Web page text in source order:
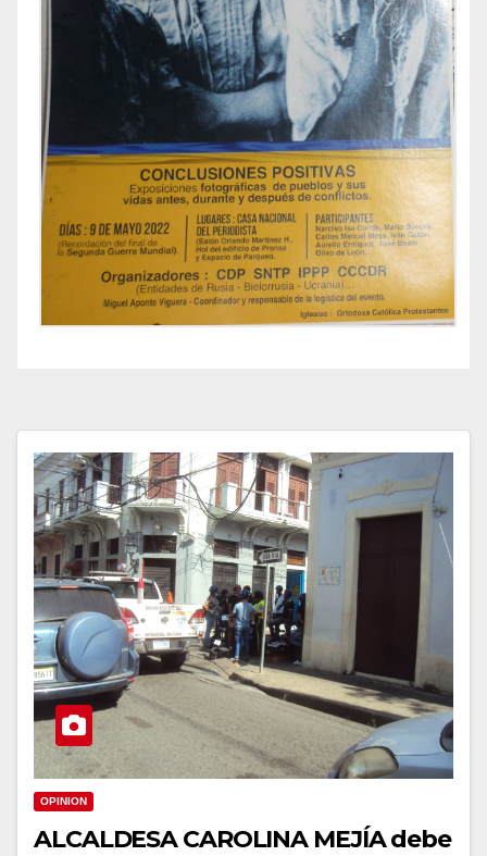
OPINION
ALCALDESA CAROLINA MEJÍA debe